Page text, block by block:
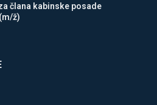
člana kabinske posade
ž)